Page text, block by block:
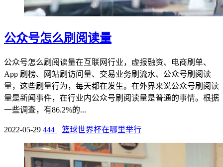
公众号怎么刷阅读量
公众号怎么刷阅读量在互联网行业，虚报融资、电商刷单、
App 刷榜、网站刷访问量、交易业务刷流水、公众号刷阅读
量，这些刷量行为，每天都在发生。在外界来说公众号刷阅读
量是新闻事件，在行业内公众号刷阅读量是普通的事情。根据
一些调查，有86.2%的...
2022-05-29 444 篮球世界杯在哪里举行